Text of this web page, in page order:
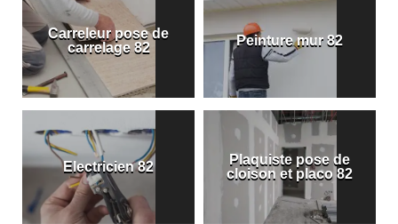
Carreleur pose de
carrelage 82
Peinture mur 82
Electricien 82
Plaquiste pose de
cloison et placo 82